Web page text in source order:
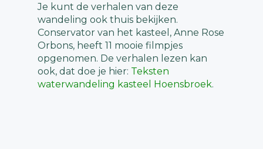
Je kunt de verhalen van deze
wandeling ook thuis bekijken.
Conservator van het kasteel, Anne Rose
Orbons, heeft 11 mooie filmpjes
opgenomen. De verhalen lezen kan
ook, dat doe je hier: Teksten
waterwandeling kasteel Hoensbroek.